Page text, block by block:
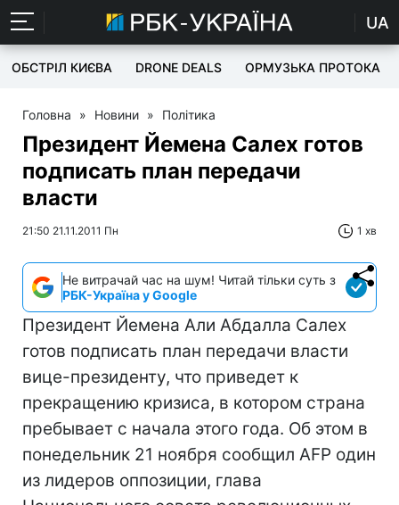
UA
ОБСТРІЛ КИЄВА DRONE DEALS ОРМУЗЬКА ПРОТОКА
Головна » Новини » Політика
Президент Йемена Салех готов
подписать план передачи
власти
21:50 21.11.2011 Пн 1 хв
Не витрачай час на шум! Читай тільки суть з
РБК-Україна у Google
Президент Йемена Али Абдалла Салех
готов подписать план передачи власти
вице-президенту, что приведет к
прекращению кризиса, в котором страна
пребывает с начала этого года. Об этом в
понедельник 21 ноября сообщил AFP один
из лидеров оппозиции, глава